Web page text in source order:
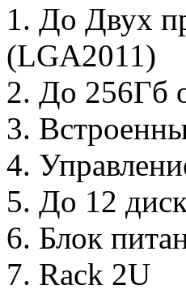
1. До Двух
(LGA2011)
2. До 256Гб
3.
4.
5. До 12
6. Блок
7. Rack 2U